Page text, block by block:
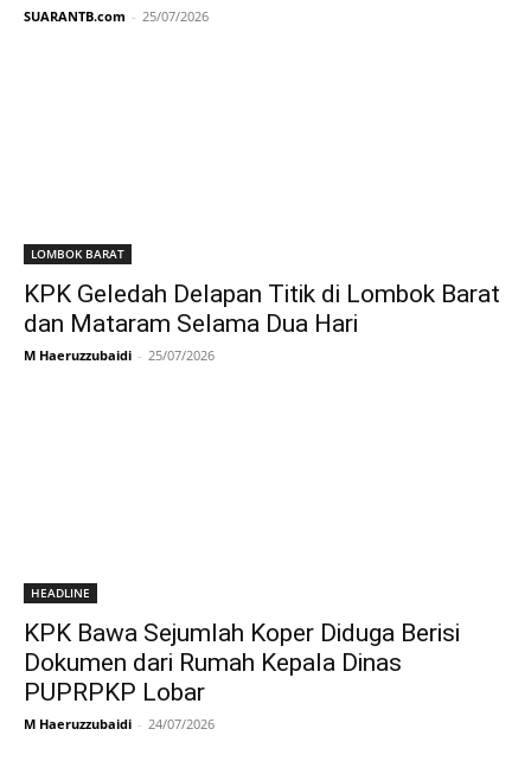
SUARANTB.com - 25/07/2026
LOMBOK BARAT
KPK Geledah Delapan Titik di Lombok Barat
dan Mataram Selama Dua Hari
M Haeruzzubaidi - 25/07/2026
HEADLINE
KPK Bawa Sejumlah Koper Diduga Berisi
Dokumen dari Rumah Kepala Dinas
PUPRPKP Lobar
M Haeruzzubaidi - 24/07/2026